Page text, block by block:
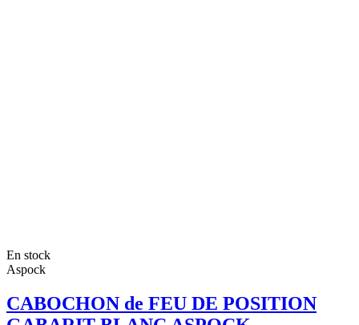
En stock
Aspock
CABOCHON de FEU DE POSITION